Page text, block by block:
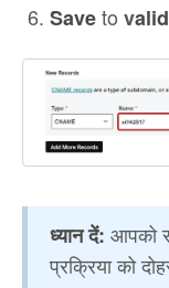
Saveto v
ध्यान दें: आपको
प्रक्रिया को